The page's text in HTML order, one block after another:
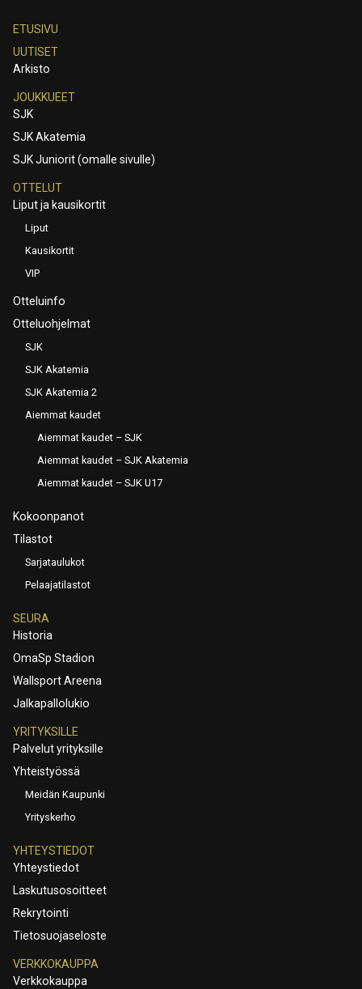
ETUSIVU
UUTISET
Arkisto
JOUKKUEET
SJK
SJK Akatemia
SJK Juniorit (omalle sivulle)
OTTELUT
Liput ja kausikortit
Liput
Kausikortit
VIP
Otteluinfo
Otteluohjelmat
SJK
SJK Akatemia
SJK Akatemia 2
Aiemmat kaudet
Aiemmat kaudet – SJK
Aiemmat kaudet – SJK Akatemia
Aiemmat kaudet – SJK U17
Kokoonpanot
Tilastot
Sarjataulukot
Pelaajatilastot
SEURA
Historia
OmaSp Stadion
Wallsport Areena
Jalkapallolukio
YRITYKSILLE
Palvelut yrityksille
Yhteistyössä
Meidän Kaupunki
Yrityskerho
YHTEYSTIEDOT
Yhteystiedot
Laskutusosoitteet
Rekrytointi
Tietosuojaseloste
VERKKOKAUPPA
Verkkokauppa